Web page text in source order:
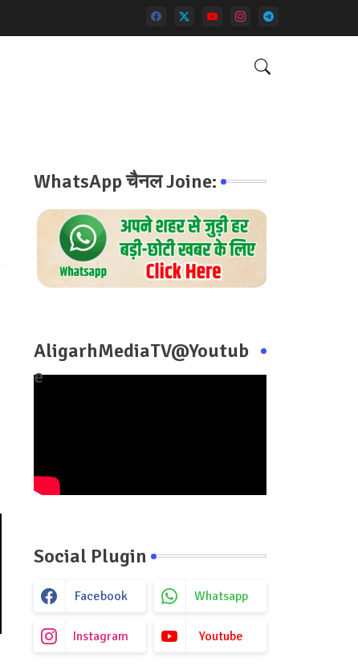
WhatsApp चैनल Joine:
AligarhMediaTV@Youtub
e
Social Plugin
Facebook Whatsapp
Instagram Youtube